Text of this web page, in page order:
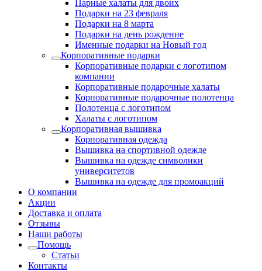
Парные халаты для двоих
Подарки на 23 февраля
Подарки на 8 марта
Подарки на день рождение
Именные подарки на Новый год
Корпоративные подарки
Корпоративные подарки с логотипом
компании
Корпоративные подарочные халаты
Корпоративные подарочные полотенца
Полотенца с логотипом
Халаты с логотипом
Корпоративная вышивка
Корпоративная одежда
Вышивка на спортивной одежде
Вышивка на одежде символики
университетов
Вышивка на одежде для промоакций
О компании
Акции
Доставка и оплата
Отзывы
Наши работы
Помощь
Статьи
Контакты